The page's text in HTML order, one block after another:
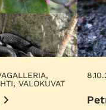
VALOKUVAT